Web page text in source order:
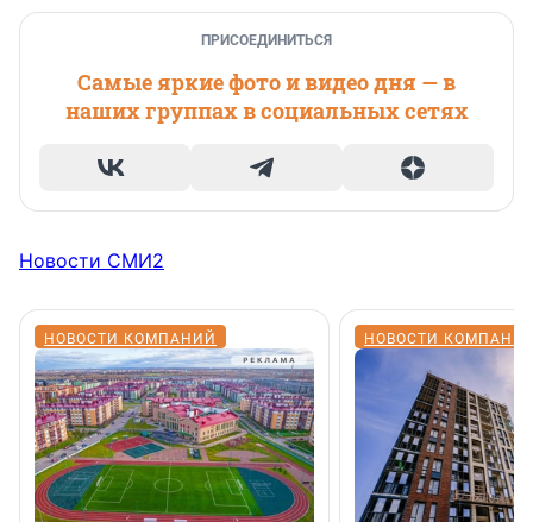
ПРИСОЕДИНИТЬСЯ
Самые яркие фото и видео дня — в
наших группах в социальных сетях
Новости СМИ2
НОВОСТИ КОМПАНИЙ НОВОСТИ